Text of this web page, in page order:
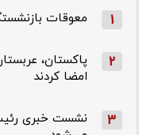
1 معوقات
2
پاکستان،
امضا کردند
3
نشست خبری